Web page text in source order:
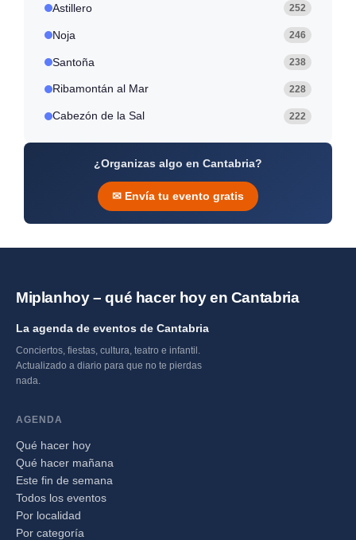
Astillero 252
Noja 246
Santoña 238
Ribamontán al Mar 228
Cabezón de la Sal 222
¿Organizas algo en Cantabria?
✉ Envía tu evento gratis
Miplanhoy – qué hacer hoy en Cantabria
La agenda de eventos de Cantabria
Conciertos, fiestas, cultura, teatro e infantil.
Actualizado a diario para que no te pierdas
nada.
AGENDA
Qué hacer hoy
Qué hacer mañana
Este fin de semana
Todos los eventos
Por localidad
Por categoría